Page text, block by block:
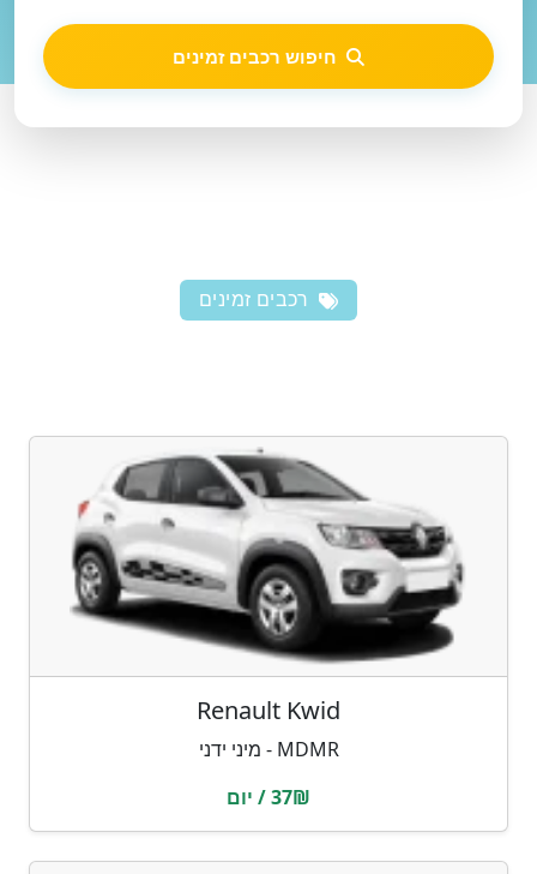
חיפוש רכבים זמינים
רכבים זמינים